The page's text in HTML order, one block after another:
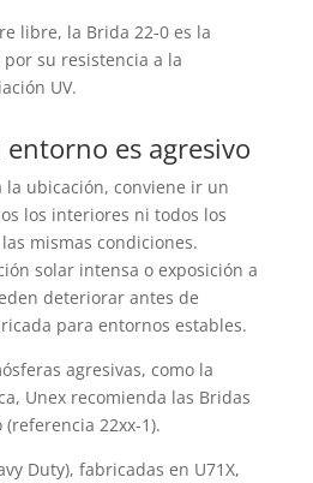
libre, la Brida 22-0 es la
su resistencia a la
UV.
entorno es agresivo
la ubicación, conviene ir un
los interiores ni todos los
mismas condiciones.
solar intensa o exposición a
deteriorar antes de
para entornos estables.
agresivas, como la
Unex recomienda las Bridas
22xx-1).
Duty), fabricadas en U71X,